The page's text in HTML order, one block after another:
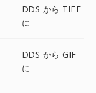
DDS から TIFF
に
DDS から GIF
に